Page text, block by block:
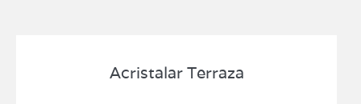
Acristalar Terraza